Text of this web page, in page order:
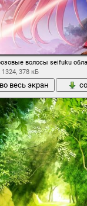
портфель закат улица
волосы seifuku
1324, 378 кБ
во весь экран